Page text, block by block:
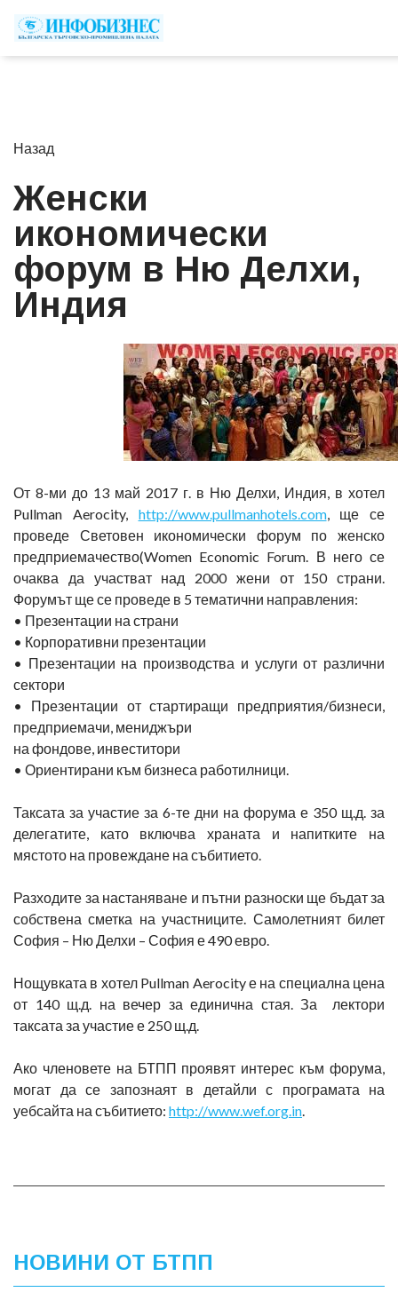
Назад
Женски
икономически
форум в Ню Делхи,
Индия
От 8-ми до 13 май 2017 г. в Ню Делхи, Индия, в хотел
Pullman Aerocity, http://www.pullmanhotels.com, ще се
проведе Световен икономически форум по женско
предприемачество(Women Economic Forum. В него се
очаква да участват над 2000 жени от 150 страни.
Форумът ще се проведе в 5 тематични направления:
• Презентации на страни
• Корпоративни презентации
• Презентации на производства и услуги от различни
сектори
• Презентации от стартиращи предприятия/бизнеси,
предприемачи, мениджъри
на фондове, инвеститори
• Ориентирани към бизнеса работилници.
Таксата за участие за 6-те дни на форума е 350 щ.д. за
делегатите, като включва храната и напитките на
мястото на провеждане на събитието.
Разходите за настаняване и пътни разноски ще бъдат за
собствена сметка на участниците. Самолетният билет
София – Ню Делхи – София е 490 евро.
Нощувката в хотел Pullman Aerocity е на специална цена
от 140 щ.д. на вечер за единична стая. За лектори
таксата за участие е 250 щ.д.
Ако членовете на БТПП проявят интерес към форума,
могат да се запознаят в детайли с програмата на
уебсайта на събитието: http://www.wef.org.in.
НОВИНИ ОТ БТПП